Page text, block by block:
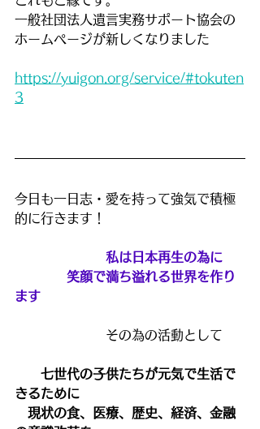
一般社団法人遺言実務サポート協会の
ホームページが新しくなりました
https://yuigon.org/service/#tokuten
3
今日も一日志・愛を持って強気で積極
的に行きます！
私は日本再生の為に
笑顔で満ち溢れる世界を作り
ます
その為の活動として
七世代の子供たちが元気で生活で
きるために
現状の食、医療、歴史、経済、金融